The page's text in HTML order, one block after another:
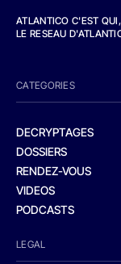
ATLANTICO C'EST
LE RESEAU
CATEGORIES
DECRYPTAGES
DOSSIERS
RENDEZ-VOUS
VIDEOS
PODCASTS
LEGAL